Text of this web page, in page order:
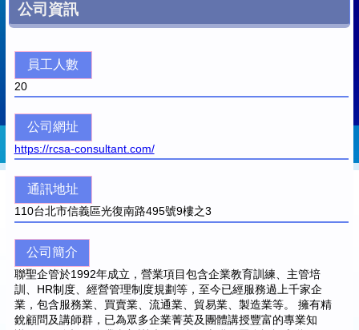
公司資訊
員工人數
20
公司網址
https://rcsa-consultant.com/
通訊地址
110台北市信義區光復南路495號9樓之3
公司簡介
聯聖企管於1992年成立，營業項目包含企業教育訓練、主管培
訓、HR制度、經營管理制度規劃等，至今已經服務過上千家企
業，包含服務業、買賣業、流通業、貿易業、製造業等。 擁有精
銳顧問及講師群，已為眾多企業菁英及團體講授豐富的專業知